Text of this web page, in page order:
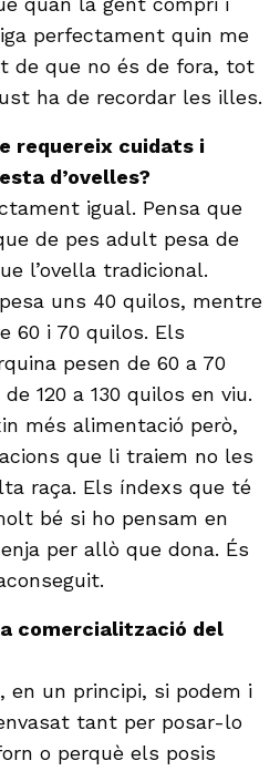
perfectament quin me
de que no és de fora, tot
ha de recordar les illes.
requereix cuidats i
d’ovelles?
igual. Pensa que
de pes adult pesa de
l’ovella tradicional.
uns 40 quilos, mentre
60 i 70 quilos. Els
pesen de 60 a 70
120 a 130 quilos en viu.
més alimentació però,
que li traiem no les
raça. Els índexs que té
bé si ho pensam en
per allò que dona. És
comercialització del
en un principi, si podem i
tant per posar-lo
o perquè els posis